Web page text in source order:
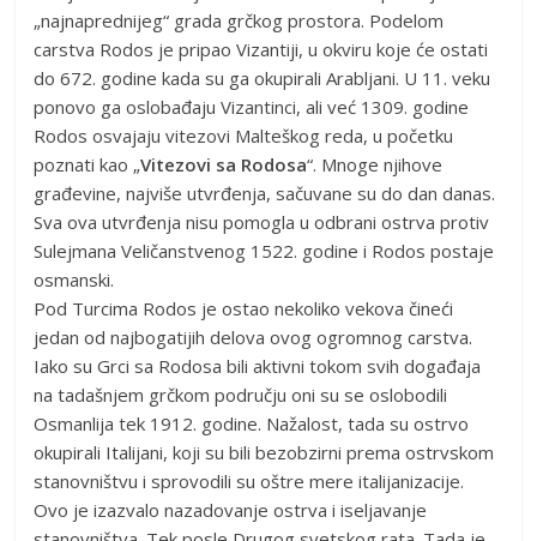
„najnaprednijeg“ grada grčkog prostora. Podelom
carstva Rodos je pripao Vizantiji, u okviru koje će ostati
do 672. godine kada su ga okupirali Arabljani. U 11. veku
ponovo ga oslobađaju Vizantinci, ali već 1309. godine
Rodos osvajaju vitezovi Malteškog reda, u početku
poznati kao „Vitezovi sa Rodosa“. Mnoge njihove
građevine, najviše utvrđenja, sačuvane su do dan danas.
Sva ova utvrđenja nisu pomogla u odbrani ostrva protiv
Sulejmana Veličanstvenog 1522. godine i Rodos postaje
osmanski.
Pod Turcima Rodos je ostao nekoliko vekova čineći
jedan od najbogatijih delova ovog ogromnog carstva.
Iako su Grci sa Rodosa bili aktivni tokom svih događaja
na tadašnjem grčkom području oni su se oslobodili
Osmanlija tek 1912. godine. Nažalost, tada su ostrvo
okupirali Italijani, koji su bili bezobzirni prema ostrvskom
stanovništvu i sprovodili su oštre mere italijanizacije.
Ovo je izazvalo nazadovanje ostrva i iseljavanje